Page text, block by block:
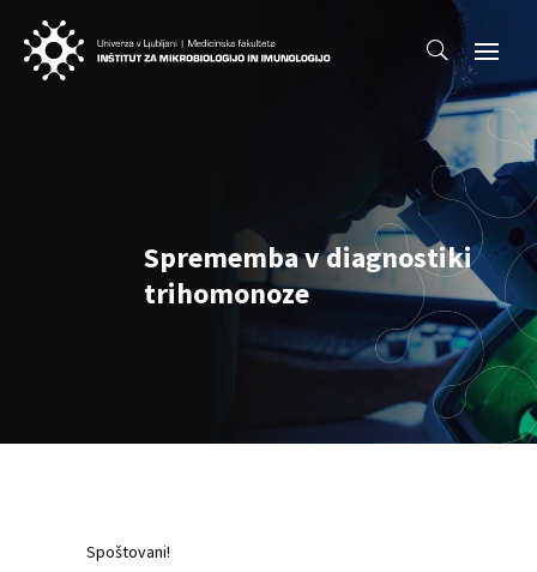
Sprememba v diagnostiki
trihomonoze
Spoštovani!